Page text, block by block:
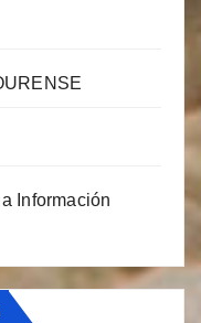
Información